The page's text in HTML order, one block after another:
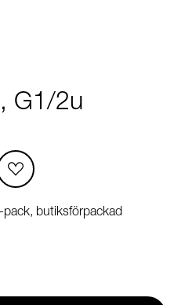
G1/2u
butiksförpackad